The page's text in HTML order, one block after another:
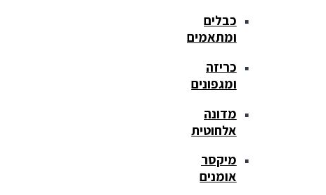
כבלים
ומתאמים
כריזה
ומגפונים
מדונה
אלחוטית
מיקסר
אומנים